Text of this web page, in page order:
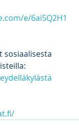
e/6ai5Q2H1
sosiaalisesta